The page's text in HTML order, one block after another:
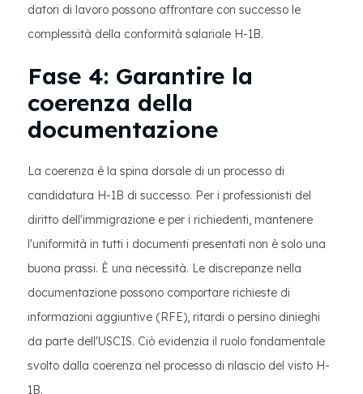
datori di lavoro possono affrontare con successo le
complessità della conformità salariale H-1B.
Fase 4: Garantire la
coerenza della
documentazione
La coerenza è la spina dorsale di un processo di
candidatura H-1B di successo. Per i professionisti del
diritto dell'immigrazione e per i richiedenti, mantenere
l'uniformità in tutti i documenti presentati non è solo una
buona prassi. È una necessità. Le discrepanze nella
documentazione possono comportare richieste di
informazioni aggiuntive (RFE), ritardi o persino dinieghi
da parte dell'USCIS. Ciò evidenzia il ruolo fondamentale
svolto dalla coerenza nel processo di rilascio del visto H-
1B.